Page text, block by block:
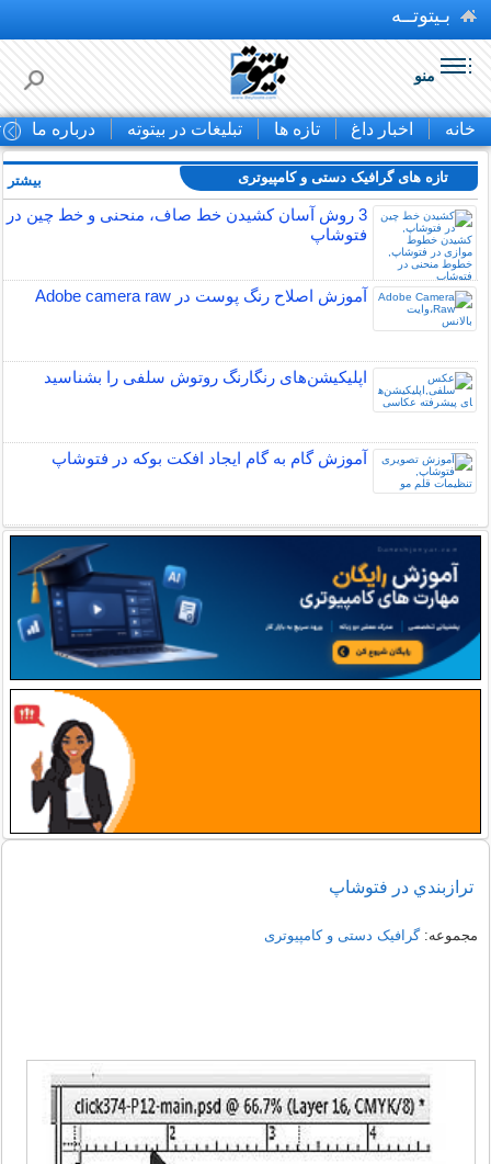
بـیتوتــه
منو
خانه اخبار داغ تازه ها تبلیغات در بیتوته درباره ما
تازه های گرافیک دستی و کامپیوتری
3 روش آسان کشیدن خط صاف، منحنی و خط چین در
فتوشاپ
آموزش اصلاح رنگ پوست در Adobe camera raw
اپلیکیشن‌های رنگارنگ روتوش سلفی را بشناسید
آموزش گام به گام ایجاد افکت بوکه در فتوشاپ
بیشتر
ترازبندي در فتوشاپ
مجموعه:گرافیک دستی و کامپیوتری